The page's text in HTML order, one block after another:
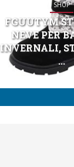
SHOP
FGUUTYM
NEVE PER
INVERNALI,
...